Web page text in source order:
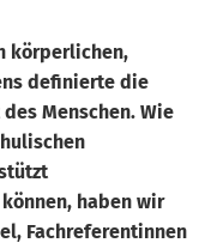
körperlichen,
definierte die
Menschen. Wie
haben wir
Fachreferentinnen